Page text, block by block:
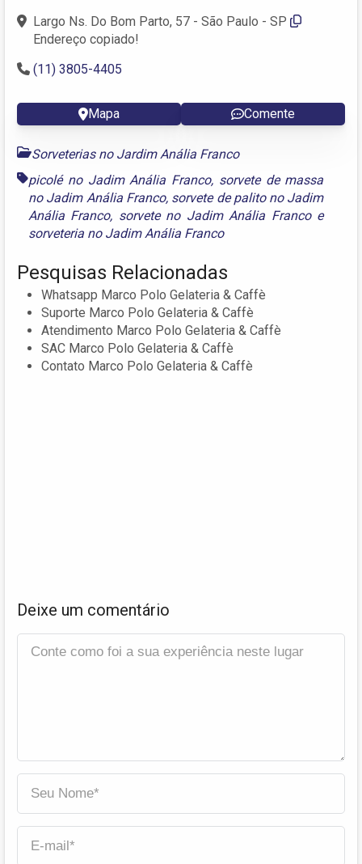
Largo Ns. Do Bom Parto, 57 - São Paulo - SP
Endereço copiado!
(11) 3805-4405
Mapa Comente
Sorveterias no Jardim Anália Franco
picolé no Jadim Anália Franco, sorvete de massa
no Jadim Anália Franco, sorvete de palito no Jadim
Anália Franco, sorvete no Jadim Anália Francoe
sorveteria no Jadim Anália Franco
Pesquisas Relacionadas
Whatsapp Marco Polo Gelateria & Caffè
Suporte Marco Polo Gelateria & Caffè
Atendimento Marco Polo Gelateria & Caffè
SAC Marco Polo Gelateria & Caffè
Contato Marco Polo Gelateria & Caffè
Deixe um comentário